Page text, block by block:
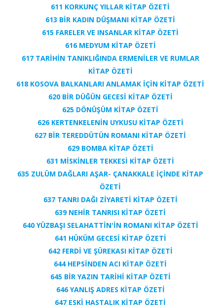
611 KORKUNÇ YILLAR KİTAP ÖZETİ
613 BİR KADIN DÜŞMANI KİTAP ÖZETİ
615 FARELER VE INSANLAR KİTAP ÖZETİ
616 MEDYUM KİTAP ÖZETİ
617 TARİHİN TANIKLIĞINDA ERMENİLER VE RUMLAR
KİTAP ÖZETİ
618 KOSOVA BALKANLARI ANLAMAK İÇİN KİTAP ÖZETİ
620 BİR DÜĞÜN GECESİ KİTAP ÖZETİ
625 DÖNÜŞÜM KİTAP ÖZETİ
626 KERTENKELENİN UYKUSU KİTAP ÖZETİ
627 BİR TEREDDÜTÜN ROMANI KİTAP ÖZETİ
629 BOMBA KİTAP ÖZETİ
631 MİSKİNLER TEKKESİ KİTAP ÖZETİ
635 ZULÜM DAĞLARI AŞAR- ÇANAKKALE İÇİNDE KİTAP
ÖZETİ
637 TANRI DAĞI ZİYARETİ KİTAP ÖZETİ
639 NEHİR TANRISI KİTAP ÖZETİ
640 YÜZBAŞI SELAHATTİN'İN ROMANI KİTAP ÖZETİ
641 HÜKÜM GECESİ KİTAP ÖZETİ
642 FERDİ VE ŞÜREKASI KİTAP ÖZETİ
644 HEPSİNDEN ACI KİTAP ÖZETİ
645 BİR YAZIN TARİHİ KİTAP ÖZETİ
646 YANLIŞ ADRES KİTAP ÖZETİ
647 ESKİ HASTALIK KİTAP ÖZETİ